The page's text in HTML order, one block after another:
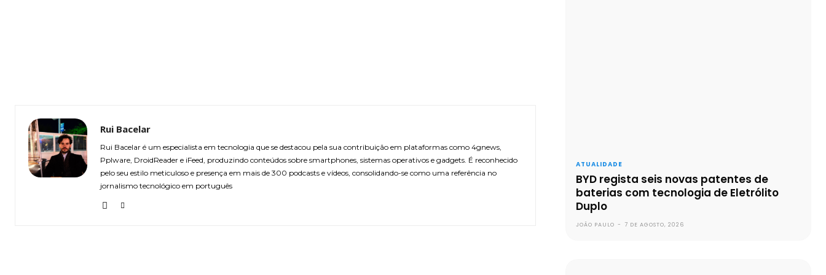
Rui Bacelar
Rui Bacelar é um especialista em tecnologia que se destacou pela sua contribuição em plataformas como 4gnews,
Pplware, DroidReader e iFeed, produzindo conteúdos sobre smartphones, sistemas operativos e gadgets. É reconhecido
pelo seu estilo meticuloso e presença em mais de 300 podcasts e vídeos, consolidando-se como uma referência no
jornalismo tecnológico em português
ATUALIDADE
BYD regista seis novas patentes de
baterias com tecnologia de Eletrólito
Duplo
JOÃO PAULO - 7 DE AGOSTO, 2026